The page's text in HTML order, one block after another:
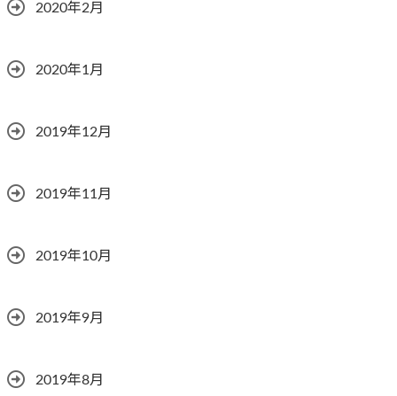
2020年2月
2020年1月
2019年12月
2019年11月
2019年10月
2019年9月
2019年8月